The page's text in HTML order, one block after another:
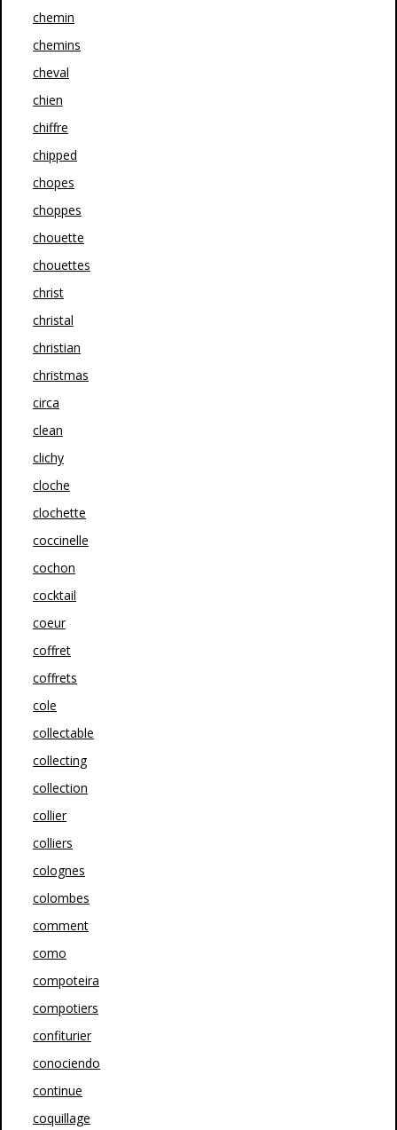
chemin
chemins
cheval
chien
chiffre
chipped
chopes
choppes
chouette
chouettes
christ
christal
christian
christmas
circa
clean
clichy
cloche
clochette
coccinelle
cochon
cocktail
coeur
coffret
coffrets
cole
collectable
collecting
collection
collier
colliers
colognes
colombes
comment
como
compoteira
compotiers
confiturier
conociendo
continue
coquillage